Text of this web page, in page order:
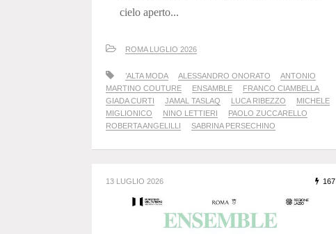
cielo aperto...
ROMA LUGLIO 2026
’ALTA MODA ALESSANDRO ONORATO
ANTONIO
MARTINO COUTURE
ENSAMBLE
FRANCO CIAMBELLA
GIADA CURTI
JAMAL TASLAQ LUCA RIBEZZO
MICHELE
MIGLIONICO
NINO LETTIERI
PAOLO ZUCCARELLO
ROBERTA ANGELILLI
SABRINA PERSECHINO
13 LUGLIO 2026 167